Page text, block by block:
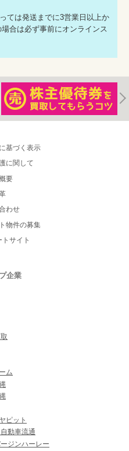
は発送までに3営業日以上か
合は必ず事前にオンラインス
基づく表示
に関して
要
わせ
物件の募集
サイト
企業
ム
ピット
動車流通
ジンハーレー